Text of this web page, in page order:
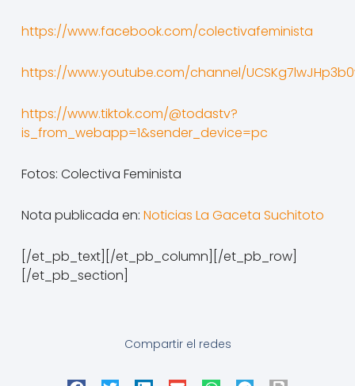
https://www.facebook.com/colectivafeminista
https://www.youtube.com/channel/
https://www.tiktok.com/@todastv?
is_from_webapp=1&sender_device=pc
Fotos: Colectiva Feminista
Nota publicada en: Noticias La Gaceta Suchitoto
[/et_pb_text][/et_pb_column][/et_pb_row]
[/et_pb_section]
Compartir el redes